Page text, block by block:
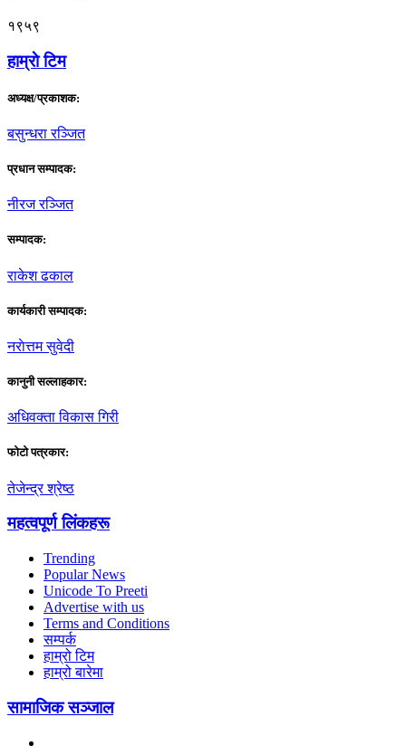
१९५९
हाम्राे टिम
अध्यक्ष/प्रकाशक:
बसुन्धरा रञ्जित
प्रधान सम्पादक:
नीरज रञ्जित
सम्पादक:
राकेश ढकाल
कार्यकारी सम्पादक:
नराेत्तम सुवेदी
कानुनी सल्लाहकार:
अधिवक्ता विकास गिरी
फाेटाे पत्रकार:
तेजेन्द्र श्रेष्ठ
महत्वपूर्ण लिंकहरू
Trending
Popular News
Unicode To Preeti
Advertise with us
Terms and Conditions
सम्पर्क
हाम्रो टिम
हाम्रो बारेमा
सामाजिक सञ्जाल